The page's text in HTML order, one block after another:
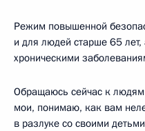
Режим повышенной
и для людей старше 65 лет,
хроническими
Обращаюсь сейчас к
мои, понимаю, как вам
в разлуке со своими